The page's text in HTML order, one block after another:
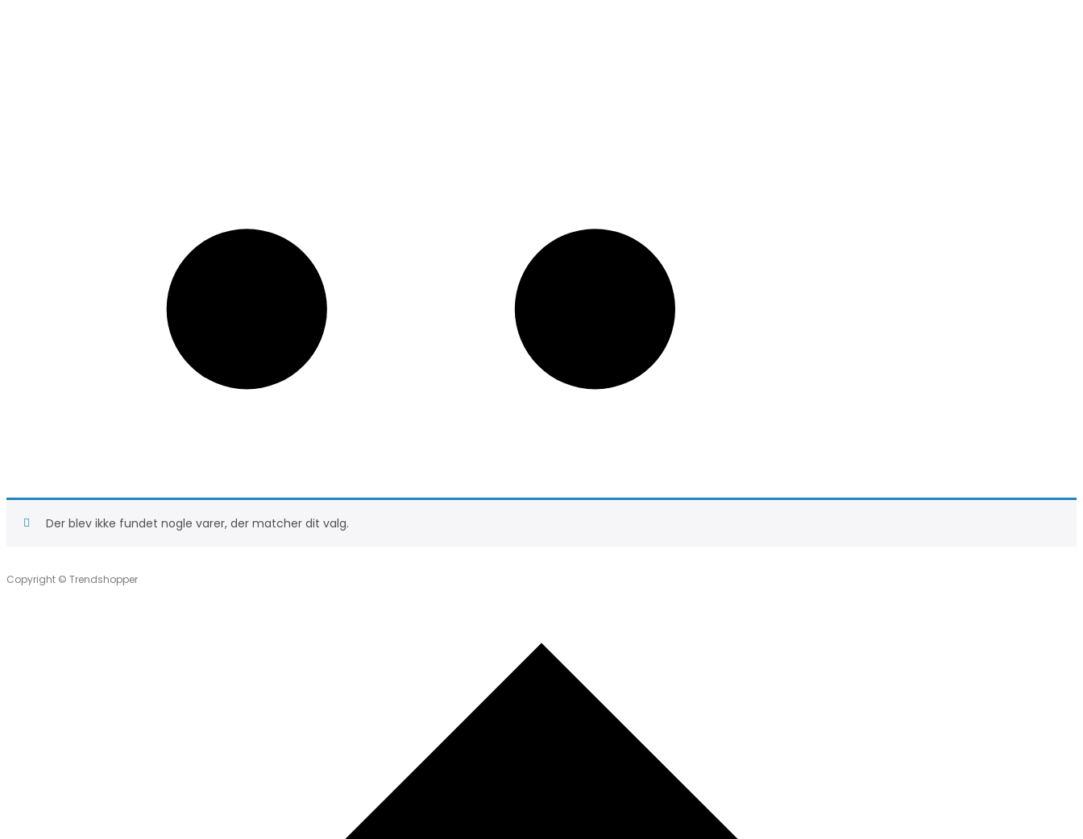
Der blev ikke fundet nogle varer, der matcher dit valg.
Copyright © Trendshopper